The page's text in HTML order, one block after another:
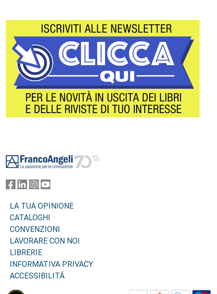
LA TUA OPINIONE
CATALOGHI
CONVENZIONI
LAVORARE CON NOI
LIBRERIE
INFORMATIVA PRIVACY
ACCESSIBILITÁ